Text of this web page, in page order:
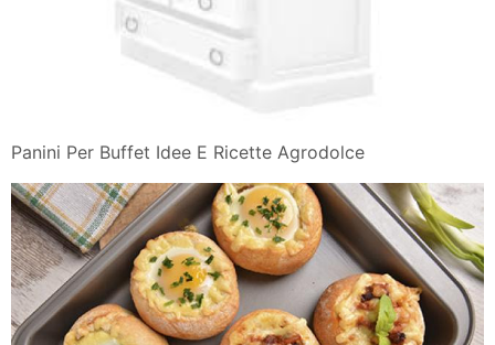
Panini Per Buffet Idee E Ricette Agrodolce